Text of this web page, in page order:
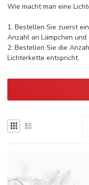
Wie macht man eine
1: Bestellen Sie zuerst
Anzahl an Lämpchen
2: Bestellen Sie die
Lichterkette entspricht.